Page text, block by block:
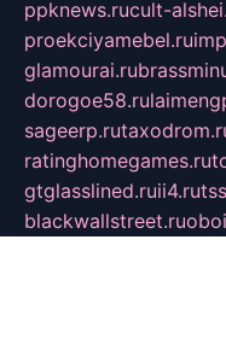
ppknews.rucult-
proekciyamebel.ru
glamourai.ru
dorogoe58.ru
sageerp.ru
ratinghomegames.ru
gtglasslined.ruii4.ru
blackwallstreet.ru